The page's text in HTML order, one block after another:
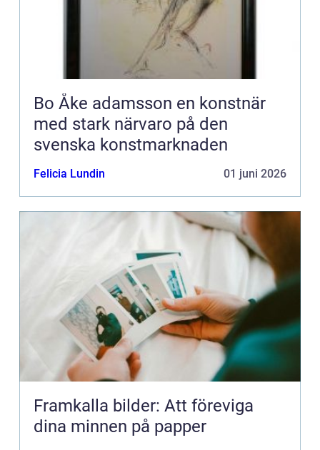
Bo Åke adamsson en konstnär
med stark närvaro på den
svenska konstmarknaden
Felicia Lundin 01 juni 2026
Framkalla bilder: Att föreviga
dina minnen på papper